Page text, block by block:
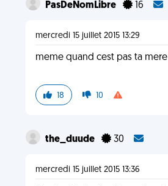
PasDeNomLibre 16
mercredi 15 juillet 2015 13:29
meme quand cest pas ta mere
18 10
the_duude 30
mercredi 15 juillet 2015 13:36